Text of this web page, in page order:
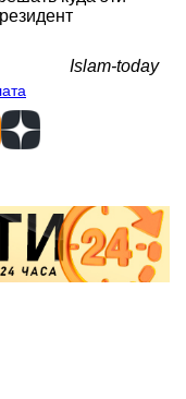
Islam-today